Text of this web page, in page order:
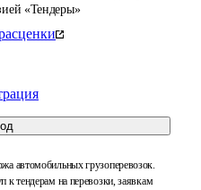
«Тендеры»
автомобильных грузоперевозок.
к тендерам на перевозки, заявкам